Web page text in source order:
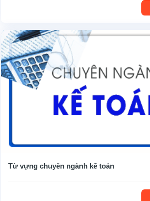
Từ vựng chuyên ngành kế toán